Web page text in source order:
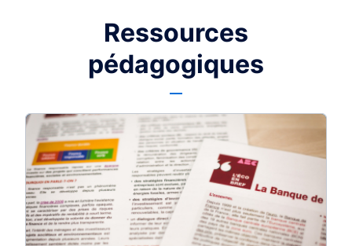
Ressources
pédagogiques